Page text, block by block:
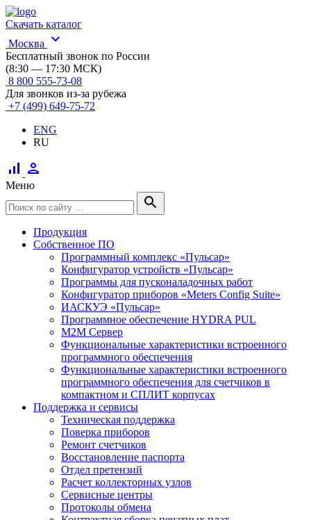
Скачать каталог
Москва
expand_more
Бесплатный звонок по России
(8:30 — 17:30 МСК)
8 800 555-73-08
Для звонков из-за рубежа
+7 (499) 649-75-72
ENG
RU
signal_cellular_alt person
Меню
search
Продукция
Собственное ПО
Программный комплекс «Пульсар»
Конфигуратор устройств «Пульсар»
Программы для пусконаладочных работ
Конфигуратор приборов «Meters Config Suite»
ИАСКУЭ «Пульсар»
Программное обеспечение HYDRA PUL
M2M Сервер
Функциональные характеристики встроенного
программного обеспечения
Функциональные характеристики встроенного
программного обеспечения для счетчиков в
компактном и СПЛИТ корпусах
Поддержка и сервисы
Техническая поддержка
Поверка приборов
Ремонт счетчиков
Восстановление паспорта
Отдел претензий
Расчет коллекторных узлов
Сервисные центры
Протоколы обмена